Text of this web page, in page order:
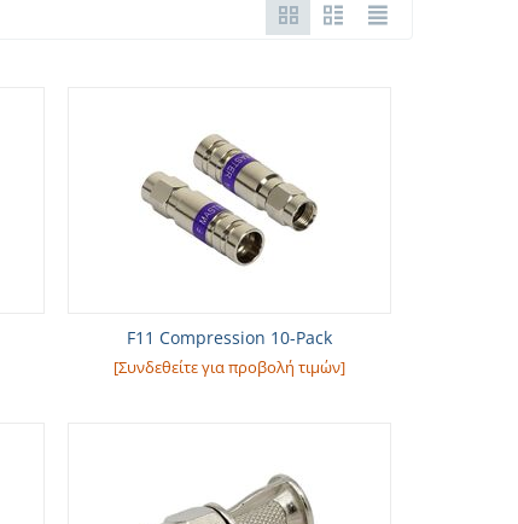
F11 Compression 10-Pack
[Συνδεθείτε για προβολή τιμών]